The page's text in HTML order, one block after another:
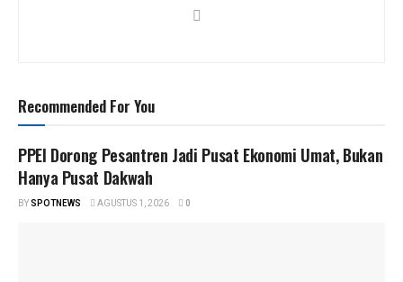
Recommended For You
PPEI Dorong Pesantren Jadi Pusat Ekonomi Umat, Bukan
Hanya Pusat Dakwah
BYSPOTNEWS AGUSTUS 1, 2026 0